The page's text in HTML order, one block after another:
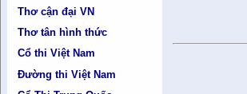
Thơ cận đại VN
Thơ tân hình thức
Cổ thi Việt Nam
Đường thi Việt Nam